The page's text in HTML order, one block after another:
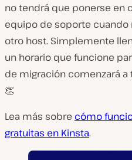
no tendrá que ponerse en
equipo de soporte
otro host. Simplemente
un horario que funcione
de migración comenzará a
👏
Lea más sobre cómo
gratuitas en Kinsta.